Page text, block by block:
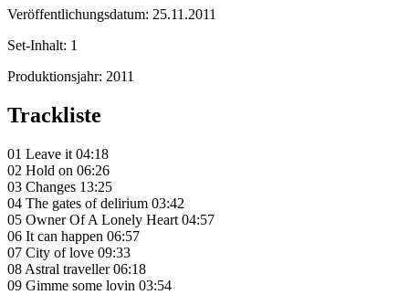
Veröffentlichungsdatum: 25.11.2011
Set-Inhalt: 1
Produktionsjahr: 2011
Trackliste
01 Leave it 04:18
02 Hold on 06:26
03 Changes 13:25
04 The gates of delirium 03:42
05 Owner Of A Lonely Heart 04:57
06 It can happen 06:57
07 City of love 09:33
08 Astral traveller 06:18
09 Gimme some lovin 03:54